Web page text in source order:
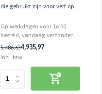
die gebruikt zijn voor verf op
Op werkdagen voor 16:00
besteld, vandaag verzonden
5,486,634,935,97
Incl. btw